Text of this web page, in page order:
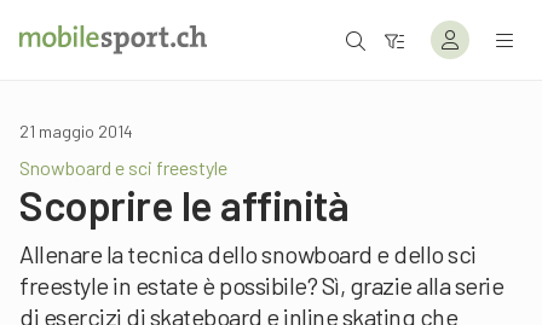
21 maggio 2014
Snowboard e sci freestyle
Scoprire le affinità
Allenare la tecnica dello snowboard e dello sci
freestyle in estate è possibile? Sì, grazie alla serie
di esercizi di skateboard e inline skating che